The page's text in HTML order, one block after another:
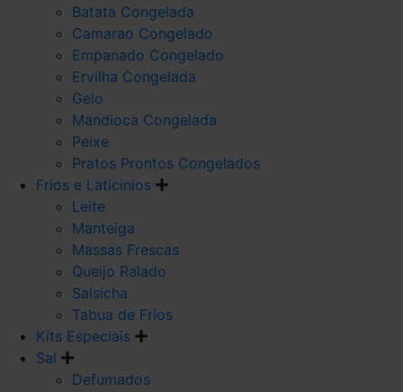
Batata Congelada
Camarao Congelado
Empanado Congelado
Ervilha Congelada
Gelo
Mandioca Congelada
Peixe
Pratos Prontos Congelados
Frios e Laticinios
Leite
Manteiga
Massas Frescas
Queijo Ralado
Salsicha
Tabua de Frios
Kits Especiais
Sal
Defumados